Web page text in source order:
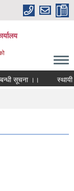
सूचना ।। स्थायी